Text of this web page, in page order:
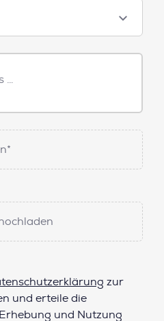
zur
und erteile die
und Nutzung